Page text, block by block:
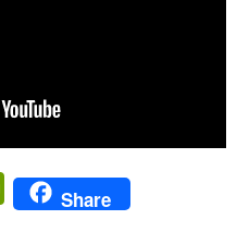
PrintFriendly
Share